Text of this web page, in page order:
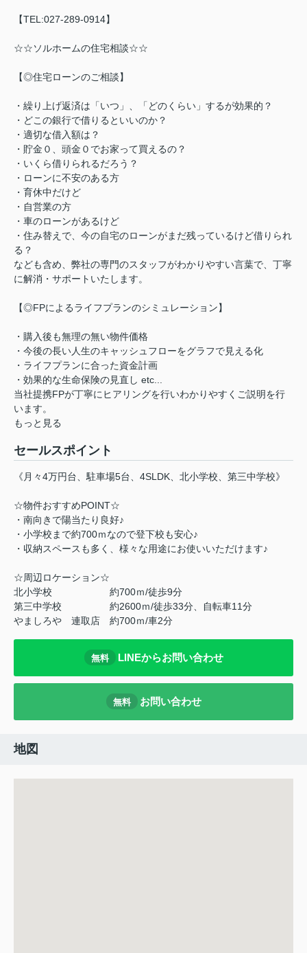
【TEL:027-289-0914】
☆☆ソルホームの住宅相談☆☆
【◎住宅ローンのご相談】
・繰り上げ返済は「いつ」、「どのくらい」するが効果的？
・どこの銀行で借りるといいのか？
・適切な借入額は？
・貯金０、頭金０でお家って買えるの？
・いくら借りられるだろう？
・ローンに不安のある方
・育休中だけど
・自営業の方
・車のローンがあるけど
・住み替えで、今の自宅のローンがまだ残っているけど借りられ
る？
なども含め、弊社の専門のスタッフがわかりやすい言葉で、丁寧
に解消・サポートいたします。
【◎FPによるライフプランのシミュレーション】
・購入後も無理の無い物件価格
・今後の長い人生のキャッシュフローをグラフで見える化
・ライフプランに合った資金計画
・効果的な生命保険の見直し etc...
当社提携FPが丁寧にヒアリングを行いわかりやすくご説明を行
います。
もっと見る
セールスポイント
《月々4万円台、駐車場5台、4SLDK、北小学校、第三中学校》
☆物件おすすめPOINT☆
・南向きで陽当たり良好♪
・小学校まで約700ｍなので登下校も安心♪
・収納スペースも多く、様々な用途にお使いいただけます♪
☆周辺ロケーション☆
北小学校 約700ｍ/徒歩9分
第三中学校 約2600ｍ/徒歩33分、自転車11分
やましろや 連取店 約700ｍ/車2分
無料 LINEからお問い合わせ
無料 お問い合わせ
地図